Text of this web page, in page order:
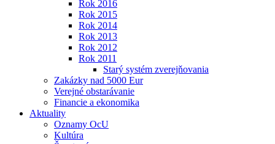
Rok 2016
Rok 2015
Rok 2014
Rok 2013
Rok 2012
Rok 2011
Starý systém zverejňovania
Zakázky nad 5000 Eur
Verejné obstarávanie
Financie a ekonomika
Aktuality
Oznamy OcU
Kultúra